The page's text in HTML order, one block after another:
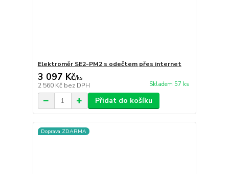
Elektroměr SE2-PM2 s odečtem přes internet
3 097 Kč/ks
2 560 Kč bez DPH Skladem 57 ks
Přidat do košíku
Doprava ZDARMA